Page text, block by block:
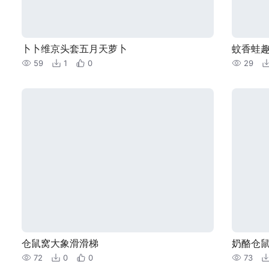
卜卜维京头套五月天萝卜
59 1 0
蚊香蛙
29
仓鼠窝大象滑滑梯
72 0 0
奶酪仓
73